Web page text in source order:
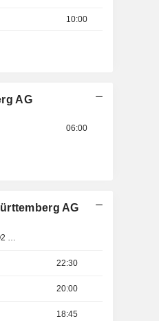
10:00
AG
06:00
AG
Pubblicazioni dei risultati - Q2 2026
22:30
20:00
18:45